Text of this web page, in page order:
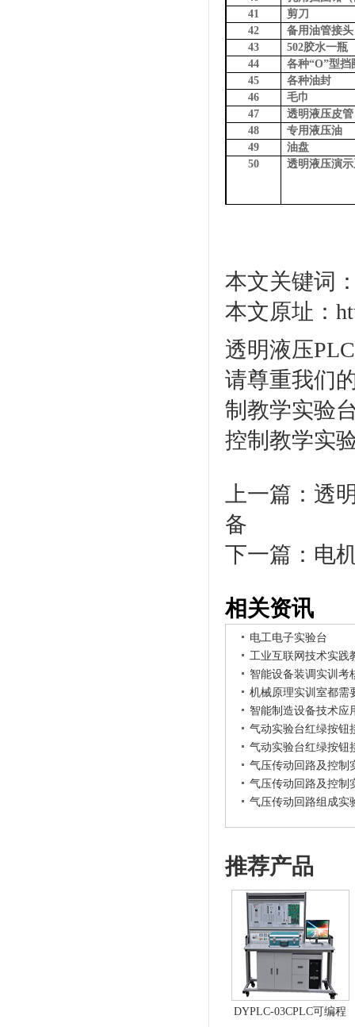
41
剪刀
42
备用油管接头
43
502胶水一瓶
44
各种“O”型挡
45
各种油封
46
毛巾
47
透明液压皮管
48
专用液压油
49
油盘
50
透明液压演
本文关键词
本文原址：
透明液压
请尊重我们
制教学实验
控制教学实
上一篇： 透
备
下一篇： 电
相关资讯
电工电子实验台
工业互联网技术实践
智能设备装调实训考
机械原理实训室都需
智能制造设备技术应
气动实验台红绿按钮
气动实验台红绿按钮
气压传动回路及控制
气压传动回路及控制
气压传动回路组成实
推荐产品
DYPLC-03CPLC可编程